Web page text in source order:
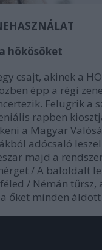
hökösöket
csajt, akinek a
épp a régi
Felugrik a
rapben
a Magyar
adócsaló
majd a
/ A baloldalt
/ Némán tűrsz,
őket minden áldott